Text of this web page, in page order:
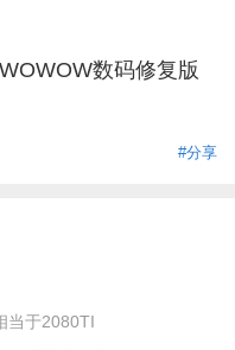
数码修复版
#分享
当于2080TI